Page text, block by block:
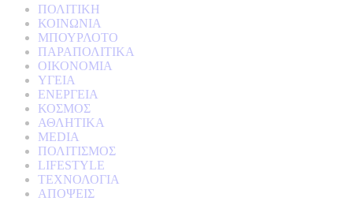
ΠΟΛΙΤΙΚΗ
ΚΟΙΝΩΝΙΑ
ΜΠΟΥΡΛΟΤΟ
ΠΑΡΑΠΟΛΙΤΙΚΑ
ΟΙΚΟΝΟΜΙΑ
ΥΓΕΙΑ
ΕΝΕΡΓΕΙΑ
ΚΟΣΜΟΣ
ΑΘΛΗΤΙΚΑ
MEDIA
ΠΟΛΙΤΙΣΜΟΣ
LIFESTYLE
ΤΕΧΝΟΛΟΓΙΑ
ΑΠΟΨΕΙΣ